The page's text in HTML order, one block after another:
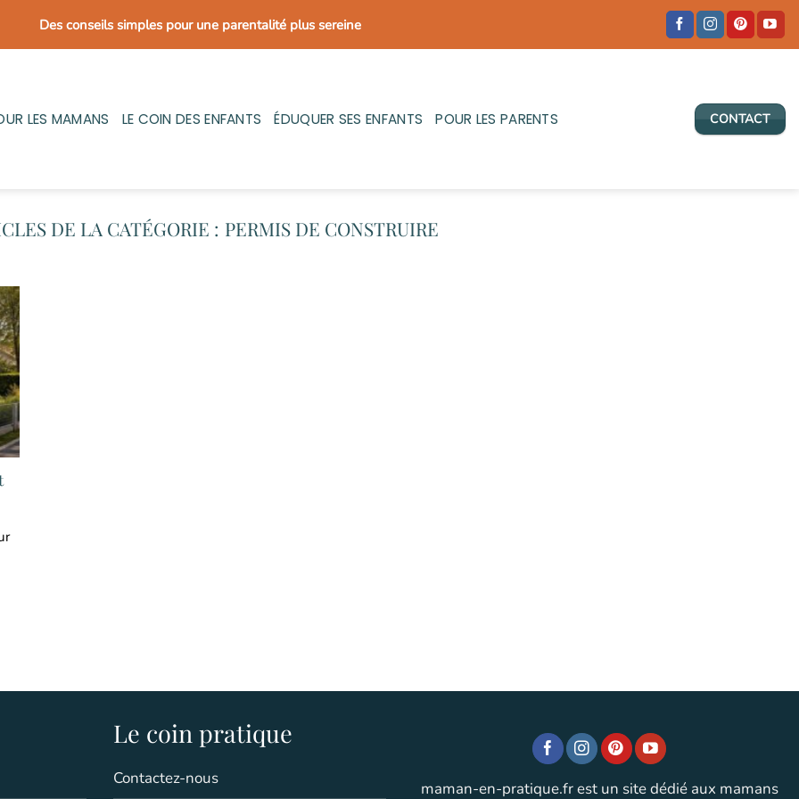
Des conseils simples pour une parentalité plus sereine
LES MAMANS LE COIN DES ENFANTS ÉDUQUER SES ENFANTS POUR LES PARENTS CONTACT
PERMIS DE CONSTRUIRE
Le coin pratique
Contactez-nous
maman-en-pratique.fr est un site dédié aux mamans